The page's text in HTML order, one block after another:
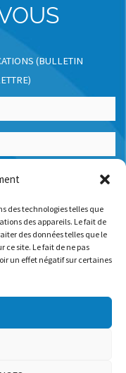
des technologies telles que
des appareils. Le fait de
des données telles que le
ce site. Le fait de ne pas
un effet négatif sur certaines
(BULLETIN
Québec (bulletins
consentement est sollicité par
en tout temps. Pour obtenir
de confidentialité